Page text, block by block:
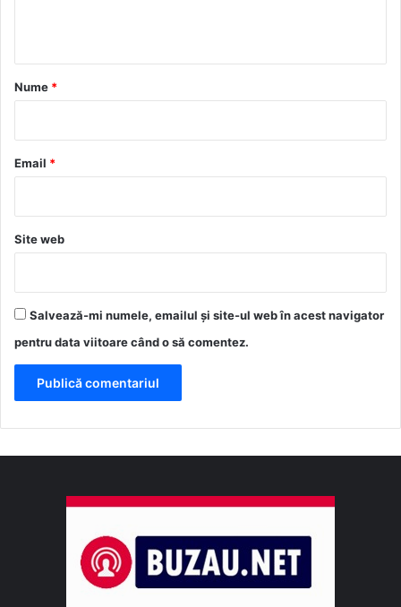
r
*
Nume *
Email *
Site web
Salvează-mi numele, emailul și site-ul web în acest navigator
pentru data viitoare când o să comentez.